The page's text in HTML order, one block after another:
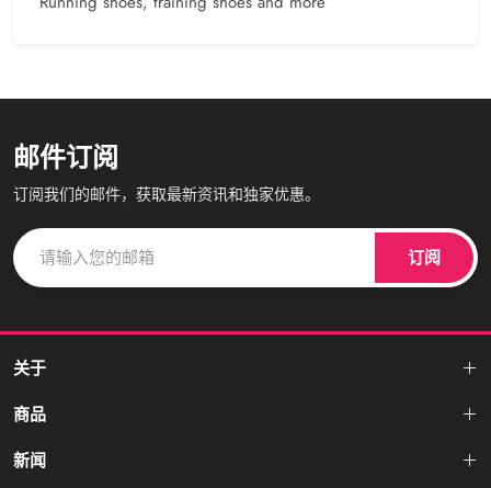
邮件订阅
订阅我们的邮件，获取最新资讯和独家优惠。
订阅
关于
商品
新闻